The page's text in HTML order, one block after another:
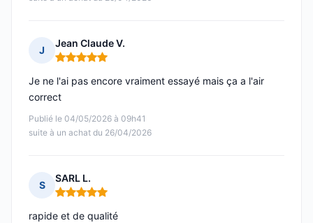
J
Jean Claude V.
Note : 5 sur 5
Publié le 04/05/2026 à 09h41
suite à un achat du 26/04/2026
Je ne l'ai pas encore vraiment essayé mais ça a l'air
correct
S
SARL L.
Note : 5 sur 5
rapide et de qualité